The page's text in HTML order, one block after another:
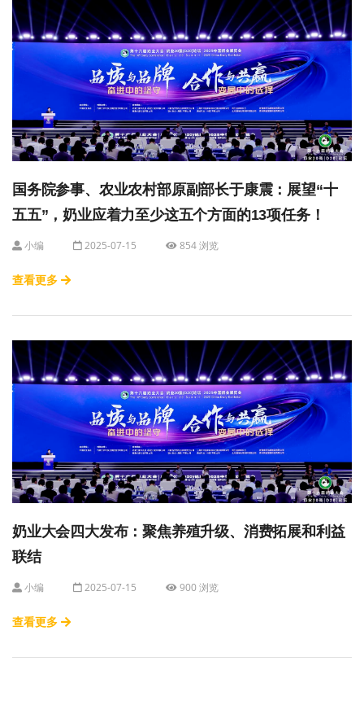
国务院参事、农业农村部原副部长于康震：展望“十
五五”，奶业应着力至少这五个方面的13项任务！
小编 2025-07-15 854 浏览
查看更多
奶业大会四大发布：聚焦养殖升级、消费拓展和利益
联结
小编 2025-07-15 900 浏览
查看更多